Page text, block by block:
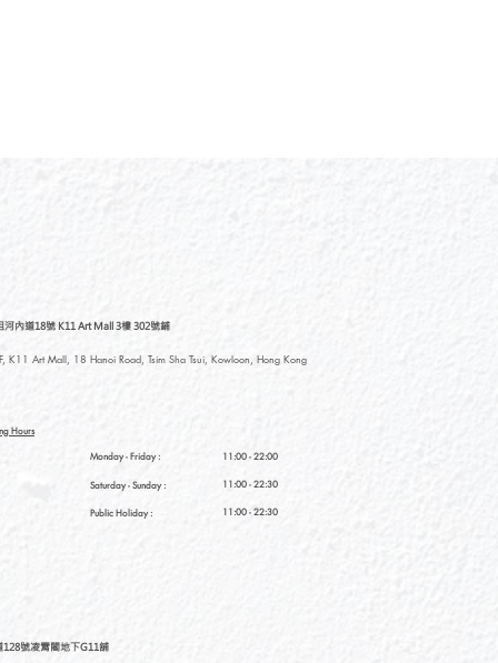
11:00 - 22:00
11:00 - 22:30
11:00 - 22:30
河內道18號 K11 Art Mall 3樓 302號鋪
K11 Art Mall, 18 Hanoi Road, Tsim Sha Tsui, Kowloon, Hong Kong
Hours
Monday - Friday :
Saturday- Sunday :
Public Holiday :
128號凌霄閣地下G11舖